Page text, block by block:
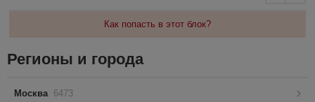
Как попасть в этот блок?
Регионы и города
Москва 6473